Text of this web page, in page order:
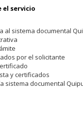
servicio
al sistema documental
por el solicitante
y certificados
sistema documental